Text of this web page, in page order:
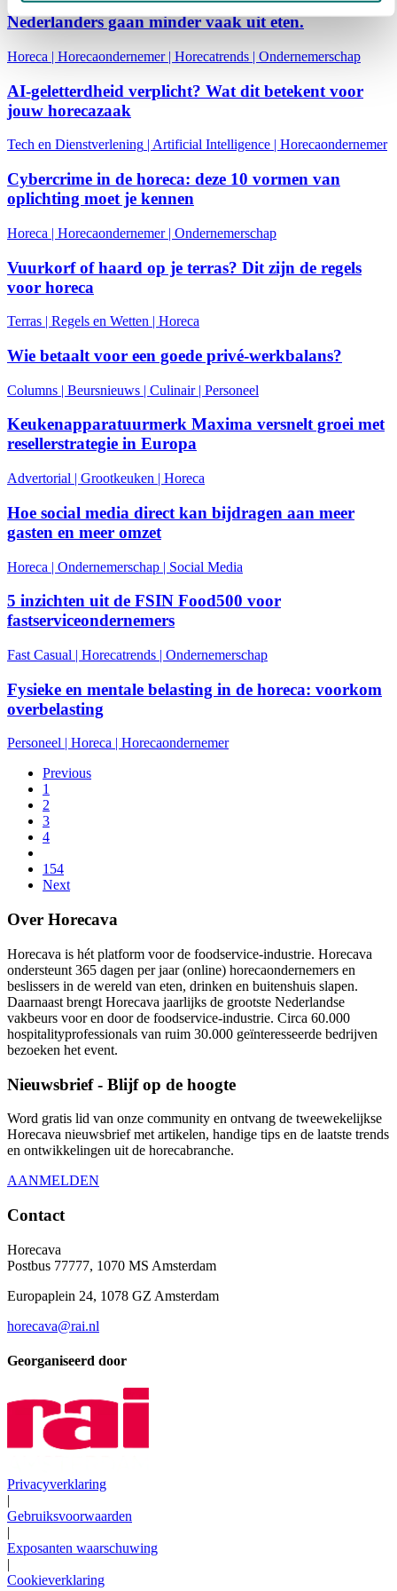
Nederlanders gaan minder vaak uit eten.
Horeca | Horecaondernemer| Horecatrends | Ondernemerschap
AI-geletterdheid verplicht? Wat dit betekent voor
jouw horecazaak
Tech en Dienstverlening | Artificial Intelligence | Horecaondernemer
Cybercrime in de horeca: deze 10 vormen van
oplichting moet je kennen
Horeca | Horecaondernemer| Ondernemerschap
Vuurkorf of haard op je terras? Dit zijn de regels
voor horeca
Terras | Regels en Wetten | Horeca
Wie betaalt voor een goede privé-werkbalans?
Columns | Beursnieuws | Culinair| Personeel
Keukenapparatuurmerk Maxima versnelt groei met
resellerstrategie in Europa
Advertorial | Grootkeuken | Horeca
Hoe social media direct kan bijdragen aan meer
gasten en meer omzet
Horeca | Ondernemerschap | Social Media
5 inzichten uit de FSIN Food500 voor
fastserviceondernemers
Fast Casual | Horecatrends | Ondernemerschap
Fysieke en mentale belasting in de horeca: voorkom
overbelasting
Personeel Horeca
Horecaondernemer
Previous
1
2
3
4
154
Next
Over Horecava
Horecava is hét platform voor de foodservice-industrie. Horecava
ondersteunt 365 dagen per jaar (online) horecaondernemers en
beslissers in de wereld van eten, drinken en buitenshuis slapen.
Daarnaast brengt Horecava jaarlijks de grootste Nederlandse
vakbeurs voor en door de foodservice-industrie. Circa 60.000
hospitalityprofessionals van ruim 30.000 geïnteresseerde bedrijven
bezoeken het event.
Nieuwsbrief - Blijf op de hoogte
Word gratis lid van onze community en ontvang de tweewekelijkse
Horecava nieuwsbrief met artikelen, handige tips en de laatste trends
en ontwikkelingen uit de horecabranche.
AANMELDEN
Contact
Horecava
Postbus 77777, 1070 MS Amsterdam
Europaplein 24, 1078 GZ Amsterdam
horecava@rai.nl
Georganiseerd door
Privacyverklaring
|
Gebruiksvoorwaarden
|
Exposanten waarschuwing
|
Cookieverklaring